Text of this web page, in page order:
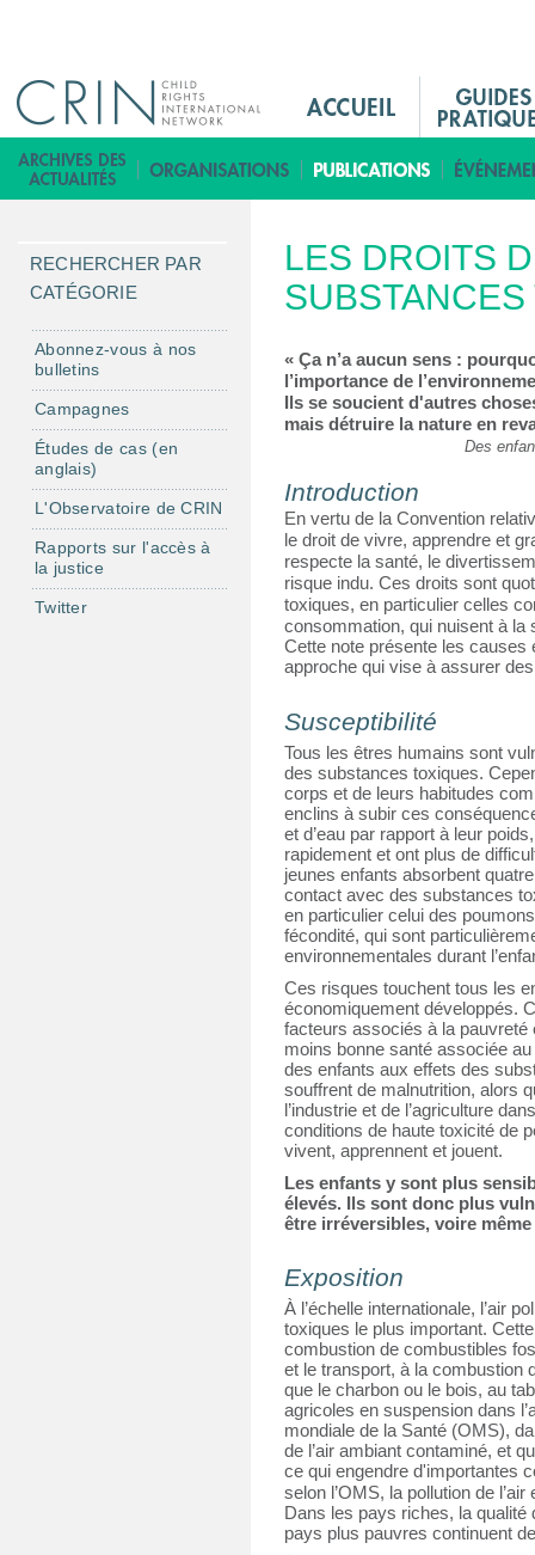
i
n
e
n
r
i
LES DROITS
« Ça n’a aucun sens :
l’importance de
Ils se soucient d'autres
mais détruire la nature en
Des
Introduction
En vertu de la Convention
le droit de vivre, apprendre et
respecte la santé, le
risque indu. Ces droits sont
toxiques, en particulier celles
consommation, qui nuisent à la
Cette note présente les causes
approche qui vise à assurer
Susceptibilité
Tous les êtres humains sont
des substances toxiques.
corps et de leurs habitudes
enclins à subir ces
et d’eau par rapport à leur
rapidement et ont plus de
jeunes enfants absorbent
contact avec des substances
en particulier celui des
fécondité, qui sont
environnementales durant
Ces risques touchent tous les
économiquement développés.
facteurs associés à la pauvreté
moins bonne santé associée
des enfants aux effets des
souffrent de malnutrition, alors
l’industrie et de l’agriculture
conditions de haute toxicité de
vivent, apprennent et jouent.
Les enfants y sont plus
élevés. Ils sont donc plus
être irréversibles, voire
Exposition
À l’échelle internationale, l’air
toxiques le plus important.
combustion de combustibles
et le transport, à la combustion
que le charbon ou le bois, au
agricoles en suspension dans
mondiale de la Santé (OMS),
de l’air ambiant contaminé, et
ce qui engendre d'importantes
selon l’OMS, la pollution de
Dans les pays riches, la qualité
pays plus pauvres continuent
RECHERCHER PAR
CATÉGORIE
Abonnez-vous à nos
bulletins
Campagnes
Études de cas (en
anglais)
L'Observatoire de CRIN
Rapports sur l'accès à
la justice
Twitter